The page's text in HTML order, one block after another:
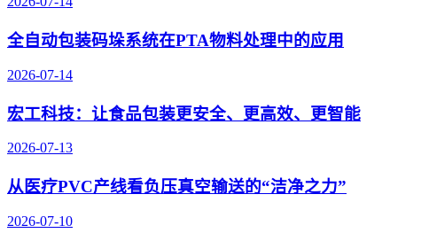
全自动包装码垛系统在PTA物料处理中的应用
2026-07-14
宏工科技：让食品包装更安全、更高效、更智能
2026-07-13
从医疗PVC产线看负压真空输送的“洁净之力”
2026-07-10